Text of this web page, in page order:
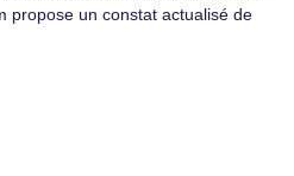
propose un constat actualisé de